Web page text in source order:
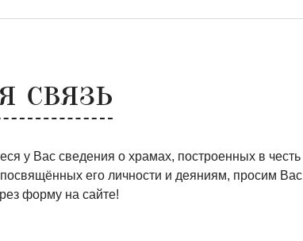
связь
у Вас сведения о храмах, построенных в честь
его личности и деяниям, просим Вас
форму на сайте!